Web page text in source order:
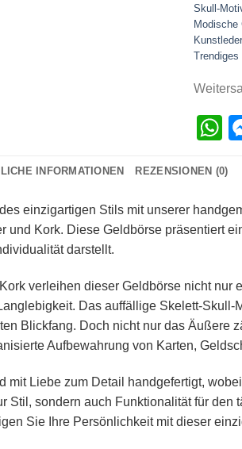
Skull-
Modische
INFORMATIONEN REZENSIONEN (0)
einzigartigen Stils mit unserer
und Kork. Diese Geldbörse präsentiert
darstellt.
verleihen dieser Geldbörse nicht nur
Das auffällige Skelett-Skull-
Blickfang. Doch nicht nur das Äußere
Aufbewahrung von Karten,
mit Liebe zum Detail handgefertigt,
Stil, sondern auch Funktionalität für den
Sie Ihre Persönlichkeit mit dieser